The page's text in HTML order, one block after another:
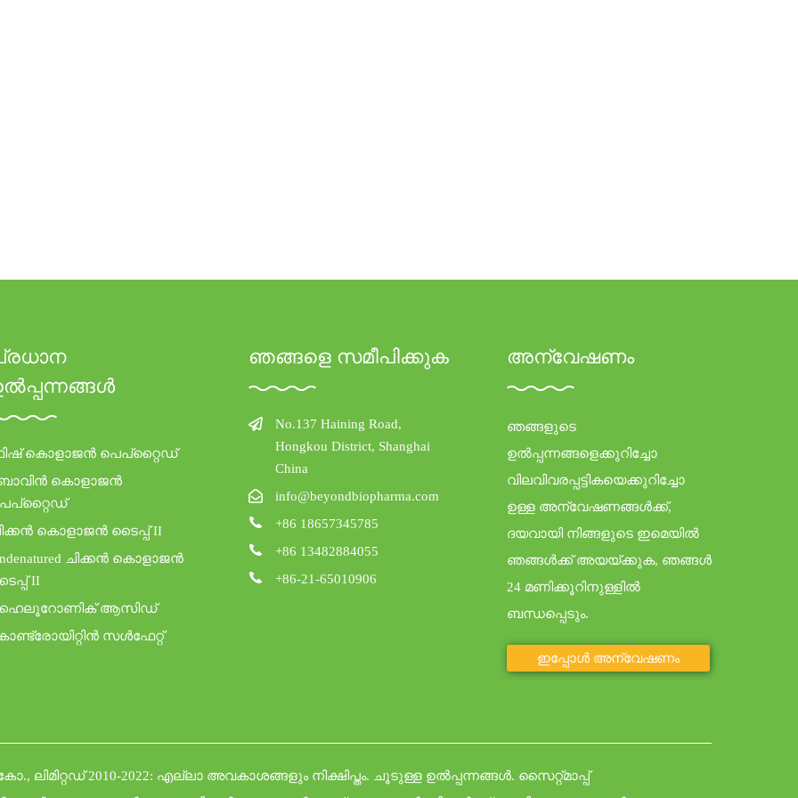
കൊളാജൻ പെപ്റ്റൈഡ്
കൊളാജൻ
കൊളാജൻ ടൈപ്പ് II
ചിക്കൻ കൊളാജൻ
II
ആസിഡ്
സൾഫേറ്റ്
ഞങ്ങളെ സമീപിക്കുക
No.137 Haining Road,
Hongkou District, Shanghai
China
info@beyondbiopharma.com
+86 18657345785
+86 13482884055
+86-21-65010906
അന്വേഷണം
ഞങ്ങളുടെ
ഉൽപ്പന്നങ്ങളെക്കുറിച്ചോ
വിലവിവരപ്പട്ടികയെക്കുറിച്ചോ
ഉള്ള അന്വേഷണങ്ങൾക്ക്,
ദയവായി നിങ്ങളുടെ ഇമെയിൽ
ഞങ്ങൾക്ക് അയയ്ക്കുക, ഞങ്ങൾ
24 മണിക്കൂറിനുള്ളിൽ
ബന്ധപ്പെടും.
ഇപ്പോൾ അന്വേഷണം
ലിമിറ്റഡ് 2010-2022: എല്ലാ അവകാശങ്ങളും നിക്ഷിപ്തം. ചൂടുള്ള ഉൽപ്പന്നങ്ങൾ. സൈറ്റ്മാപ്പ്